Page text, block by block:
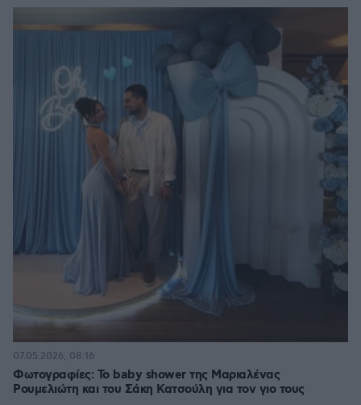
Φωτογραφίες: Το baby shower της Μαριαλένας
Ρουμελιώτη και του Σάκη Κατσούλη για τον γιο τους
07.05.2026, 08:16